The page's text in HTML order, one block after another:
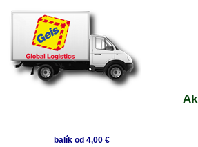
balík od 4,00 €